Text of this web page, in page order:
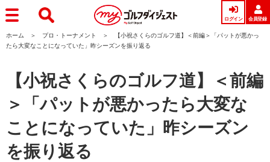
ログイン 会員登録
ホーム プロ・トーナメント
【小祝さくらのゴルフ道】＜前編＞「パットが悪かっ
たら大変なことになっていた」昨シーズンを振り返る
【小祝さくらのゴルフ道】＜前編
＞「パットが悪かったら大変な
ことになっていた」昨シーズン
を振り返る